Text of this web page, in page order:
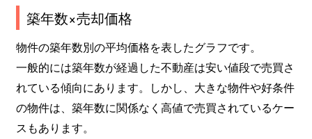
築年数×売却価格
物件の築年数別の平均価格を表したグラフです。
一般的には築年数が経過した不動産は安い値段で売買さ
れている傾向にあります。しかし、大きな物件や好条件
の物件は、築年数に関係なく高値で売買されているケー
スもあります。